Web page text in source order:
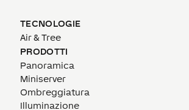
TECNOLOGIE
Air & Tree
PRODOTTI
Panoramica
Miniserver
Ombreggiatura
Illuminazione